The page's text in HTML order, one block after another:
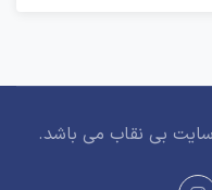
بی نقاب می باشد.